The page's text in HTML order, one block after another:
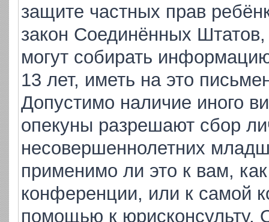
защите частных прав
закон Соединённых
могут собирать
13 лет, иметь на это
Допустимо наличие иного
опекуны разрешают сбор
несовершеннолетних
применимо ли это к вам,
конференции, или к самой
помощью к юрисконсульту.